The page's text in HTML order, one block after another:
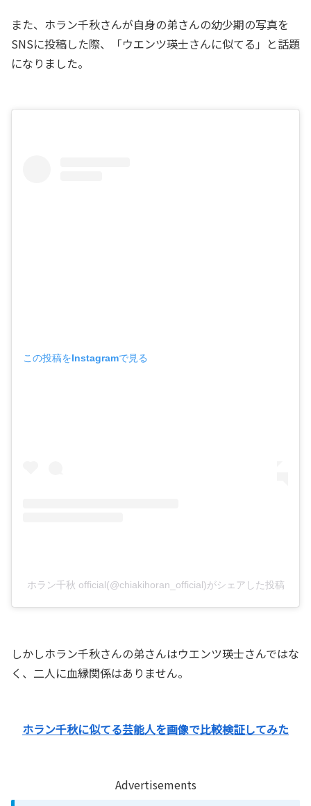
また、ホラン千秋さんが自身の弟さんの幼少期の写真を
SNSに投稿した際、「ウエンツ瑛士さんに似てる」と話題
になりました。
この投稿をInstagramで見る
ホラン千秋 official(@chiakihoran_official)がシェアした投稿
しかしホラン千秋さんの弟さんはウエンツ瑛士さんではな
く、二人に血縁関係はありません。
ホラン千秋に似てる芸能人を画像で比較検証してみた
Advertisements